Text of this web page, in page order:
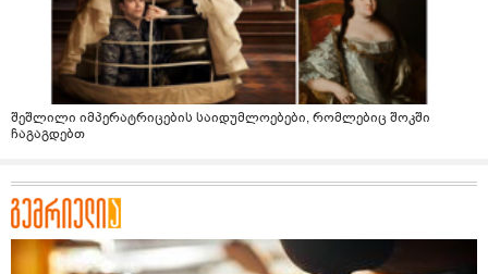
შეშლილი იმპერატრიცების საიდუმლოებები, რომლებიც შოკში
ჩაგაგდებთ